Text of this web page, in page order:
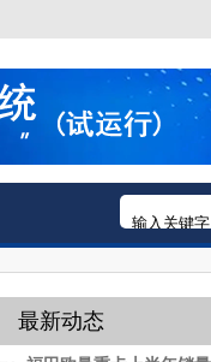
最新动态